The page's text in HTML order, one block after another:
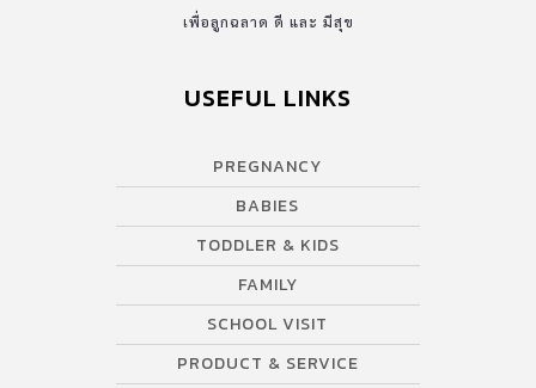
เพื่อลูกฉลาด ดี และ มีสุข
USEFUL LINKS
PREGNANCY
BABIES
TODDLER & KIDS
FAMILY
SCHOOL VISIT
PRODUCT & SERVICE